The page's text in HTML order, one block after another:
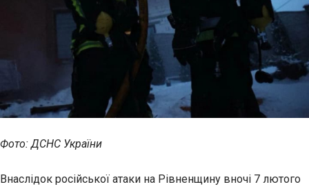
Фото: ДСНС України
Внаслідок російської атаки на Рівненщину вночі 7 лютого